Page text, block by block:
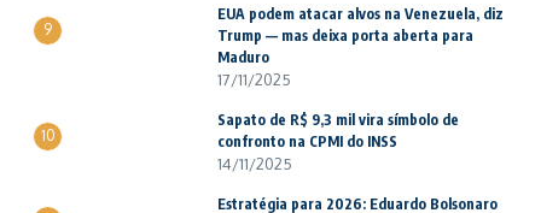
9
EUA podem atacar alvos na Venezuela, diz
Trump — mas deixa porta aberta para
Maduro
17/11/2025
10
Sapato de R$ 9,3 mil vira símbolo de
confronto na CPMI do INSS
14/11/2025
Estratégia para 2026: Eduardo Bolsonaro